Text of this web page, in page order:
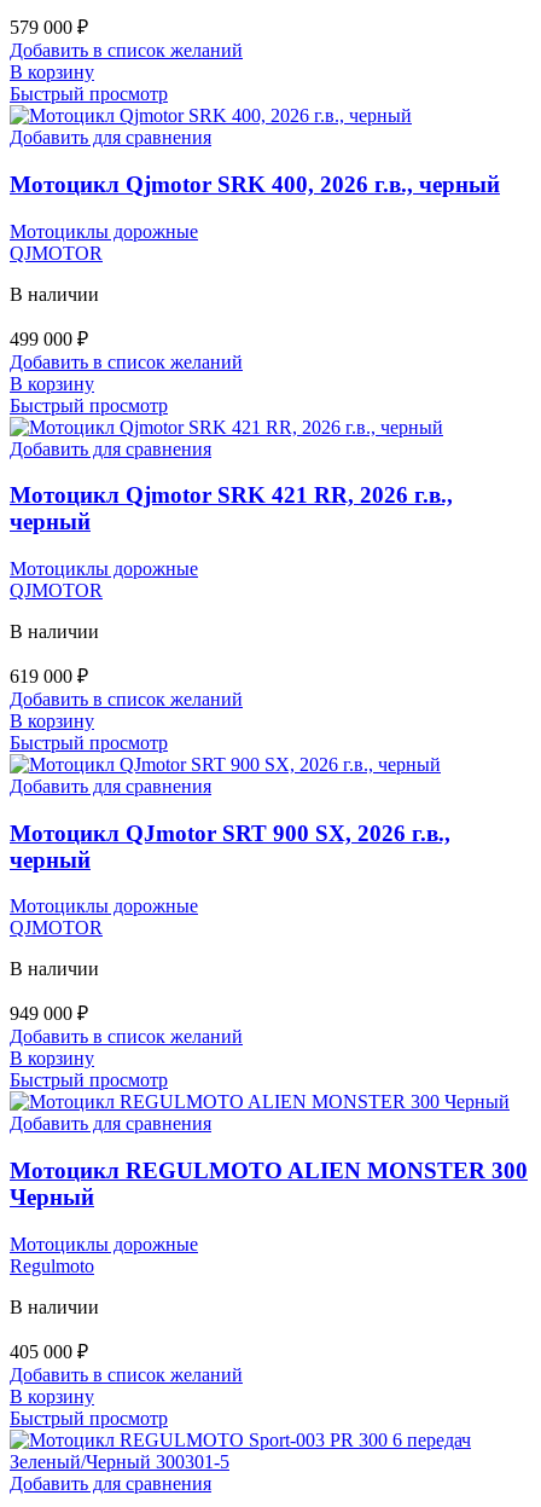
579 000 ₽
Добавить в список желаний
В корзину
Быстрый просмотр
Добавить для сравнения
Мотоцикл Qjmotor SRK 400, 2026 г.в., черный
Мотоциклы дорожные
QJMOTOR
В наличии
499 000 ₽
Добавить в список желаний
В корзину
Быстрый просмотр
Добавить для сравнения
Мотоцикл Qjmotor SRK 421 RR, 2026 г.в.,
черный
Мотоциклы дорожные
QJMOTOR
В наличии
619 000 ₽
Добавить в список желаний
В корзину
Быстрый просмотр
Добавить для сравнения
Мотоцикл QJmotor SRT 900 SX, 2026 г.в.,
черный
Мотоциклы дорожные
QJMOTOR
В наличии
949 000 ₽
Добавить в список желаний
В корзину
Быстрый просмотр
Добавить для сравнения
Мотоцикл REGULMOTO ALIEN MONSTER 300
Черный
Мотоциклы дорожные
Regulmoto
В наличии
405 000 ₽
Добавить в список желаний
В корзину
Быстрый просмотр
Добавить для сравнения